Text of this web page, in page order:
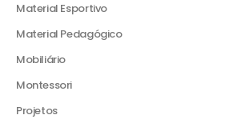
Material Esportivo
Material Pedagógico
Mobiliário
Montessori
Projetos